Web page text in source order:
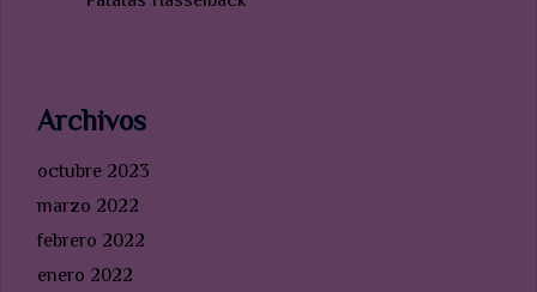
Archivos
octubre 2023
marzo 2022
febrero 2022
enero 2022